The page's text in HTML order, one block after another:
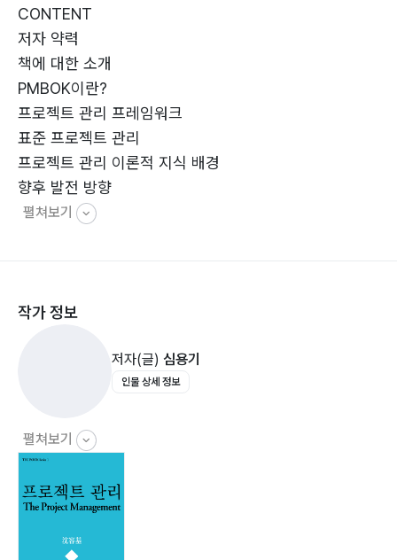
CONTENT
저자 약력
책에 대한 소개
PMBOK이란?
프로젝트 관리 프레임워크
표준 프로젝트 관리
프로젝트 관리 이론적 지식 배경
향후 발전 방향
펼쳐보기
작가 정보
저자(글) 심용기
인물 상세 정보
펼쳐보기